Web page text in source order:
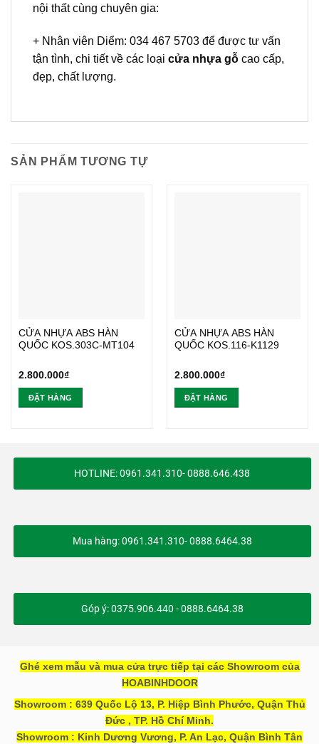
nội thất cùng chuyên gia:
+ Nhân viên Diểm: 034 467 5703 để được tư vấn
tận tình, chi tiết về các loại cửa nhựa gỗ cao cấp,
đẹp, chất lượng.
SẢN PHẨM TƯƠNG TỰ
CỬA NHỰA ABS HÀN
QUỐC KOS.303C-MT104
2.800.000₫
ĐẶT HÀNG
CỬA NHỰA ABS HÀN
QUỐC KOS.116-K1129
2.800.000₫
ĐẶT HÀNG
HOTLINE: 0961.341.310- 0888.646.438
Mua hàng: 0961.341.310- 0888.6464.38
Góp ý: 0375.906.440 - 0888.6464.38
Ghé xem mẫu và mua cửa trực tiếp tại các Showroom của
HOABINHDOOR
Showroom : 639 Quốc Lộ 13, P. Hiệp Bình Phước, Quận Thủ
Đức , TP. Hồ Chí Minh.
Showroom : Kinh Dương Vương, P. An Lạc, Quận Bình Tân